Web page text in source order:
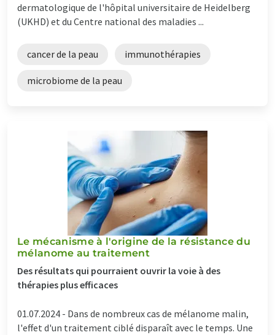
dermatologique de l'hôpital universitaire de Heidelberg
(UKHD) et du Centre national des maladies ...
cancer de la peau immunothérapies
microbiome de la peau
Le mécanisme à l'origine de la résistance du
mélanome au traitement
Des résultats qui pourraient ouvrir la voie à des
thérapies plus efficaces
01.07.2024 - Dans de nombreux cas de mélanome malin,
l'effet d'un traitement ciblé disparaît avec le temps. Une